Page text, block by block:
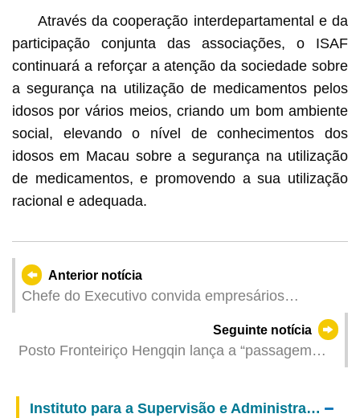
Através da cooperação interdepartamental e da
participação conjunta das associações, o ISAF
continuará a reforçar a atenção da sociedade sobre
a segurança na utilização de medicamentos pelos
idosos por vários meios, criando um bom ambiente
social, elevando o nível de conhecimentos dos
idosos em Macau sobre a segurança na utilização
de medicamentos, e promovendo a sua utilização
racional e adequada.
Anterior notícia
Chefe do Executivo convida empresários
chineses de todo o mundo a investir em Macau e
Hengqin, na Grande Baía, na China e no futuro
Seguinte notícia
Posto Fronteiriço Hengqin lança a “passagem
Instituto para a Supervisão e Administração Farmacêutica